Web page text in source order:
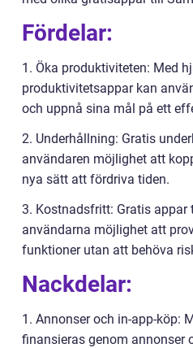
Fördelar:
1. Öka produktiviteten: Med
produktivitetsappar kan
och uppnå sina mål på ett
2. Underhållning: Gratis
användaren möjlighet att
nya sätt att fördriva tiden.
3. Kostnadsfritt: Gratis appar
användarna möjlighet att
funktioner utan att behöva
Nackdelar:
1. Annonser och in-app-köp:
finansieras genom annonser